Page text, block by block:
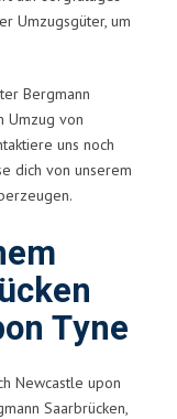
Umzugsgüter, um
Bergmann
Umzug von
uns noch
dich von unserem
Tyne
Newcastle upon
Saarbrücken,